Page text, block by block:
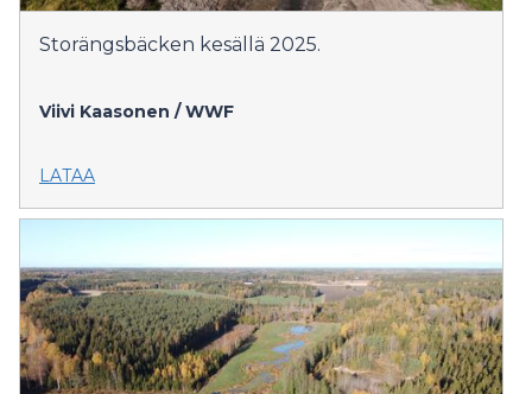
Storängsbäcken kesällä 2025.
Viivi Kaasonen / WWF
LATAA